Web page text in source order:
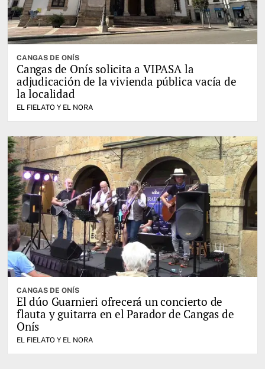
CANGAS DE ONÍS
Cangas de Onís solicita a VIPASA la
adjudicación de la vivienda pública vacía de
la localidad
EL FIELATO Y EL NORA
CANGAS DE ONÍS
El dúo Guarnieri ofrecerá un concierto de
flauta y guitarra en el Parador de Cangas de
Onís
EL FIELATO Y EL NORA